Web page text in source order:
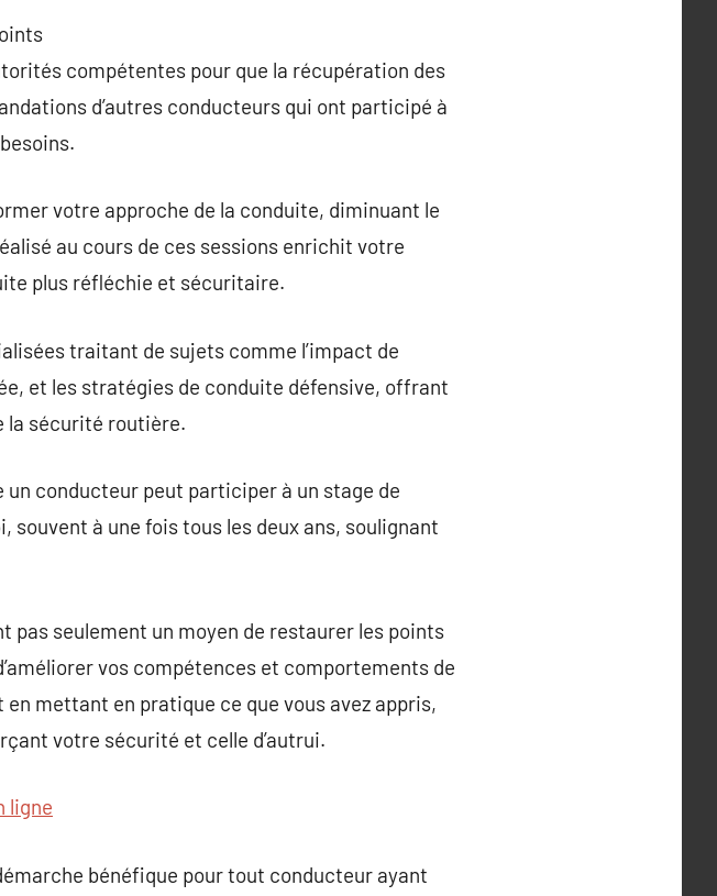
compétentes pour que la récupération des
d’autres conducteurs qui ont participé à
votre approche de la conduite, diminuant le
au cours de ces sessions enrichit votre
plus réfléchie et sécuritaire.
traitant de sujets comme l’impact de
et les stratégies de conduite défensive, offrant
la sécurité routière.
conducteur peut participer à un stage de
à une fois tous les deux ans, soulignant
pas seulement un moyen de restaurer les points
vos compétences et comportements de
mettant en pratique ce que vous avez appris,
votre sécurité et celle d’autrui.
ligne
bénéfique pour tout conducteur ayant